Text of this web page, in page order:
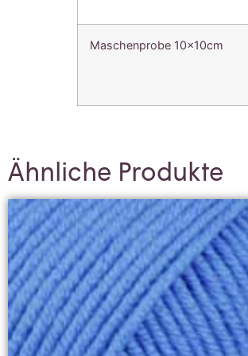
Maschenprobe 10x10cm
Ähnliche Produkte